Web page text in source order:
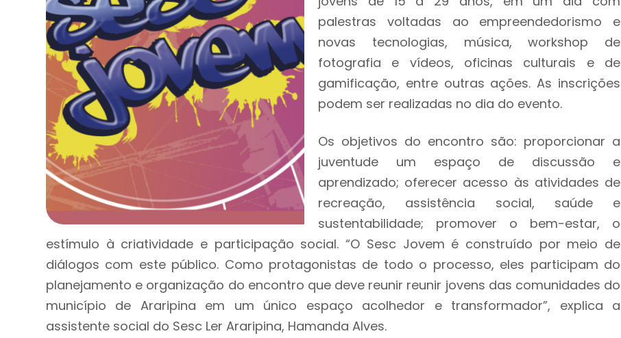
palestras voltadas ao empreendedorismo e
novas tecnologias, música, workshop de
fotografia e vídeos, oficinas culturais e de
gamificação, entre outras ações. As inscrições
podem ser realizadas no dia do evento.
Os objetivos do encontro são: proporcionar a
juventude um espaço de discussão e
aprendizado; oferecer acesso às atividades de
recreação, assistência social, saúde e
sustentabilidade; promover o bem-estar, o
estímulo à criatividade e participação social. “O Sesc Jovem é construído por meio de
diálogos com este público. Como protagonistas de todo o processo, eles participam do
planejamento e organização do encontro que deve reunir reunir jovens das comunidades do
município de Araripina em um único espaço acolhedor e transformador”, explica a
assistente social do Sesc Ler Araripina, Hamanda Alves.